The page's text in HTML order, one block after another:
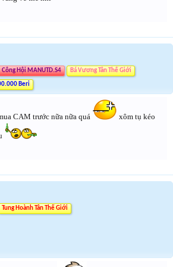
Công Hội MANUTD.S4 Bá Vương Tân Thế Giới
Beri
CAM trước nữa nữa quá xôm tụ kéo
Tung Hoành Tân Thế Giới